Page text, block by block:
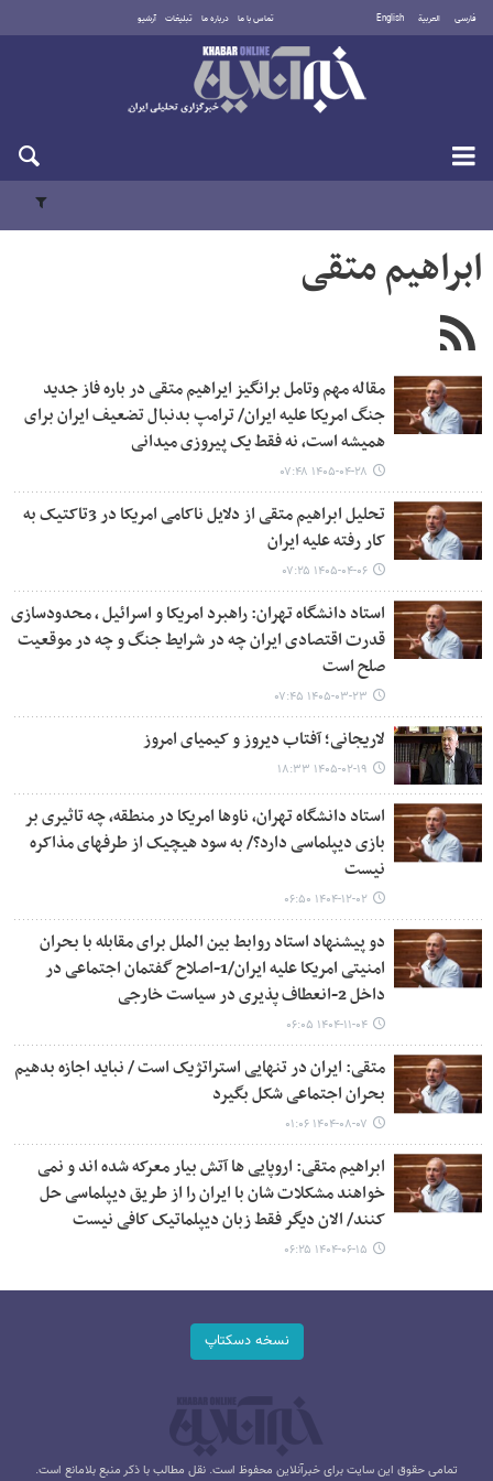
فارسی العربية English تماس با ما درباره ما تبلیغات آرشیو
جمعه ۱۶ مرداد ۱۴۰۵
ابراهیم متقی
مقاله مهم وتامل برانگیز ایراهیم متقی در باره فاز جدید
جنگ امریکا علیه ایران/ ترامپ بدنبال تضعیف ایران برای
همیشه است، نه فقط یک پیروزی میدانی
۱۴۰۵-۰۴-۲۸ ۰۷:۴۸
تحلیل ابراهیم متقی از دلایل ناکامی امریکا در 3تاکتیک به
کار رفته علیه ایران
۱۴۰۵-۰۴-۰۶ ۰۷:۲۵
استاد دانشگاه تهران: راهبرد امریکا و اسرائیل ، محدودسازی
قدرت اقتصادی ایران چه در شرایط جنگ و چه در موقعیت
صلح است
۱۴۰۵-۰۳-۲۳ ۰۷:۴۵
لاریجانی؛ آفتاب دیروز و کیمیای امروز
۱۴۰۵-۰۲-۱۹ ۱۸:۳۳
استاد دانشگاه تهران، ناوها امریکا در منطقه، چه تاثیری بر
بازی دیپلماسی دارد؟/ به سود هیچیک از طرفهای مذاکره
نیست
۱۴۰۴-۱۲-۰۲ ۰۶:۵۰
دو پیشنهاد استاد روابط بین الملل برای مقابله با بحران
امنیتی امریکا علیه ایران/1-اصلاح گفتمان اجتماعی در
داخل 2-انعطاف پذیری در سیاست خارجی
۱۴۰۴-۱۱-۰۴ ۰۶:۰۵
متقی: ایران در تنهایی استراتژیک است / نباید اجازه بدهیم
بحران اجتماعی شکل بگیرد
۱۴۰۴-۰۸-۰۷ ۰۱:۰۶
ابراهیم متقی: اروپایی ها آتش بیار معرکه شده اند و نمی
خواهند مشکلات شان با ایران را از طریق دیپلماسی حل
کنند/ الان دیگر فقط زبان دیپلماتیک کافی نیست
۱۴۰۴-۰۶-۱۵ ۰۶:۲۵
نسخه دسکتاپ
تمامی حقوق این سایت برای خبرآنلاین محفوظ است. نقل مطالب با ذکر منبع بلامانع است.